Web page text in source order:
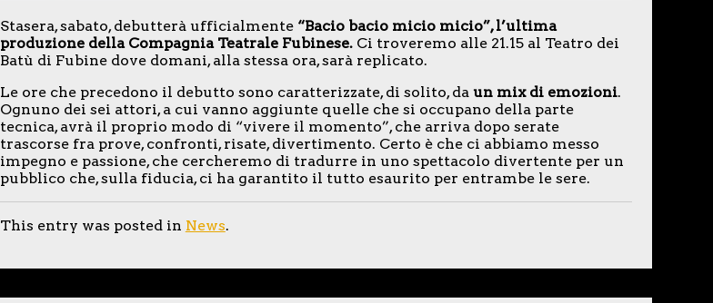
Stasera, sabato, debutterà ufficialmente “Bacio bacio micio micio”, l’ultima
produzione della Compagnia Teatrale Fubinese.Ci troveremo alle 21.15 al Teatro dei
Batù di Fubine dove domani, alla stessa ora, sarà replicato.
Le ore che precedono il debutto sono caratterizzate, di solito, da un mix di emozioni.
Ognuno dei sei attori, a cui vanno aggiunte quelle che si occupano della parte
tecnica, avrà il proprio modo di “vivere il momento”, che arriva dopo serate
trascorse fra prove, confronti, risate, divertimento. Certo è che ci abbiamo messo
impegno e passione, che cercheremo di tradurre in uno spettacolo divertente per un
pubblico che, sulla fiducia, ci ha garantito il tutto esaurito per entrambe le sere.
This entry was posted in News.